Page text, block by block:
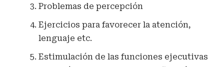
Problemas de percepción
Ejercicios para favorecer la atención,
lenguaje etc.
Estimulación de las funciones ejecutivas